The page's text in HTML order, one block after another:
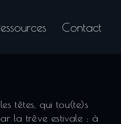
Contact
têtes, qui tou(te)s
la trêve estivale ; à